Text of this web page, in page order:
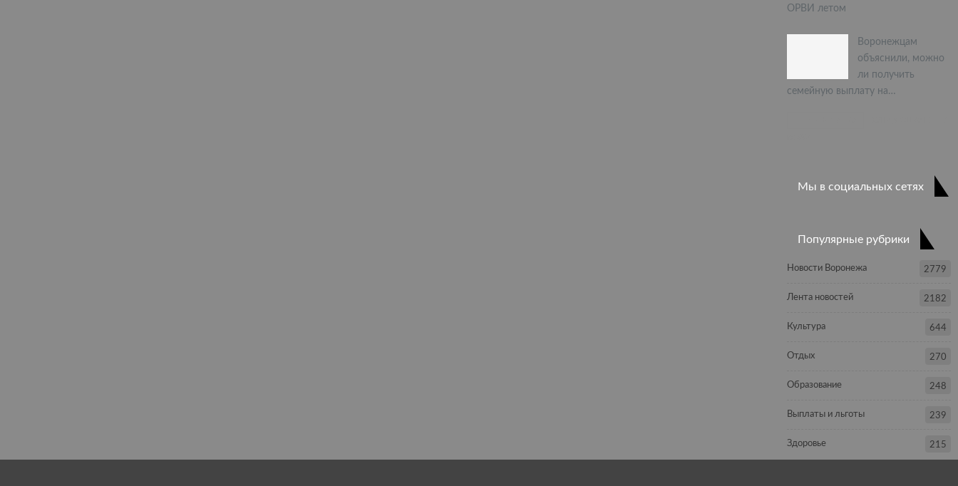
ОРВИ летом
Воронежцам
объяснили, можно
ли получить
семейную выплату на…
Мы в социальных сетях
Популярные рубрики
Новости Воронежа 2779
Лента новостей 2182
Культура 644
Отдых 270
Образование 248
Выплаты и льготы 239
Здоровье 215